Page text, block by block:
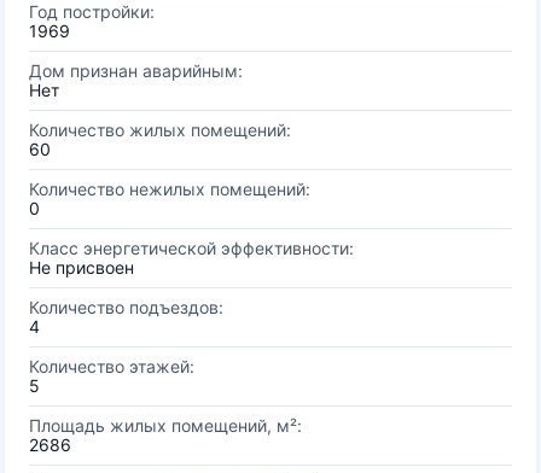
Год постройки:
1969
Дом признан аварийным:
Нет
Количество жилых помещений:
60
Количество нежилых помещений:
0
Класс энергетической эффективности:
Не присвоен
Количество подъездов:
4
Количество этажей:
5
Площадь жилых помещений, м²:
2686